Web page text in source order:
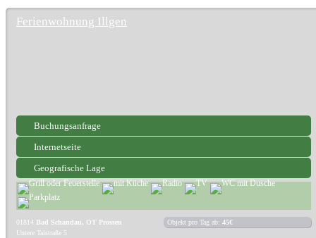
Ferienwohnung Illgen
Buchungsanfrage
Internetseite
Geografische Lage
01814 Bad Schandau, OT Prossen
Untere Talstraße 5
Objekt pro Tag ab: 45€